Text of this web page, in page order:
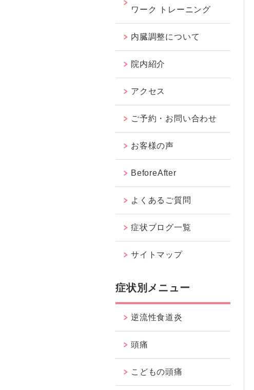
ワーク トレーニング
内臓調整について
院内紹介
アクセス
ご予約・お問い合わせ
お客様の声
BeforeAfter
よくあるご質問
症状ブログ一覧
サイトマップ
症状別メニュー
逆流性食道炎
頭痛
こどもの頭痛